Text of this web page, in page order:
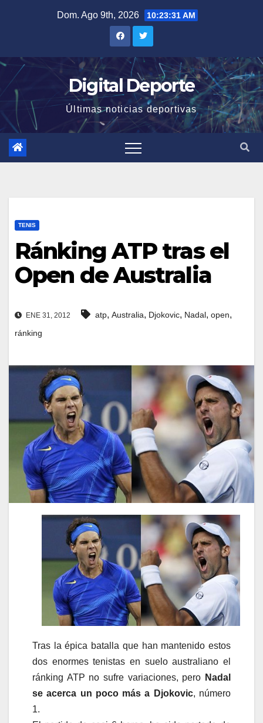
Dom. Ago 9th, 2026 10:23:31 AM
Digital Deporte
Últimas noticias deportivas
TENIS
Ránking ATP tras el
Open de Australia
ENE 31, 2012 atp, Australia, Djokovic, Nadal, open,
ránking
Tras la épica batalla que han mantenido estos
dos enormes tenistas en suelo australiano el
ránking ATP no sufre variaciones, pero Nadal
se acerca un poco más a Djokovic, número
1.